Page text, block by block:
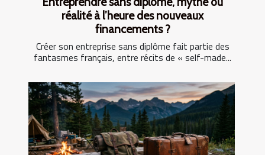
réalité à l’heure des nouveaux
financements ?
Créer son entreprise sans diplôme fait partie des
fantasmes français, entre récits de « self-made...